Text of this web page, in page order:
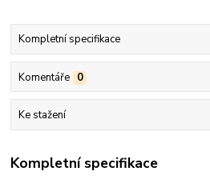
Kompletní specifikace
Komentáře 0
Ke stažení
Kompletní specifikace